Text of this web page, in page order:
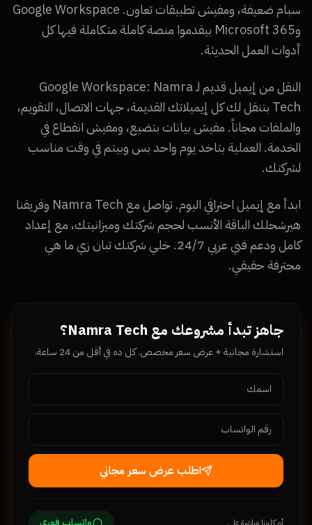
سبام ضعيفة، ومفيش تطبيقات تعاون. Google Workspace
وMicrosoft 365 بيقدموا منصة كاملة متكاملة فيها كل
أدوات العمل الحديثة.
النقل من إيميل قديم لـ Google Workspace: Namra
Tech بتنقل لك كل إيميلاتك القديمة، جهات الاتصال، التقويم،
والملفات مجاناً. مفيش بيانات بتضيع، ومفيش انقطاع في
الخدمة. العملية بتاخد يوم واحد بس وبيتم في وقت مناسب
لشركتك.
ابدأ مع إيميل احترافي اليوم. تواصل مع Namra Tech وفريقنا
هيرشحلك الباقة الأنسب لحجم شركتك وميزانيتك، مع إعداد
كامل ودعم فني عربي 24/7. خلي شركتك تبان زي ما هي
محترفة حقيقي.
جاهز تبدأ مشروعك مع Namra Tech؟
استشارة مجانية + عرض سعر مخصص. كل ده في أقل من 24 ساعة.
اطلب عرض سعر مجاني